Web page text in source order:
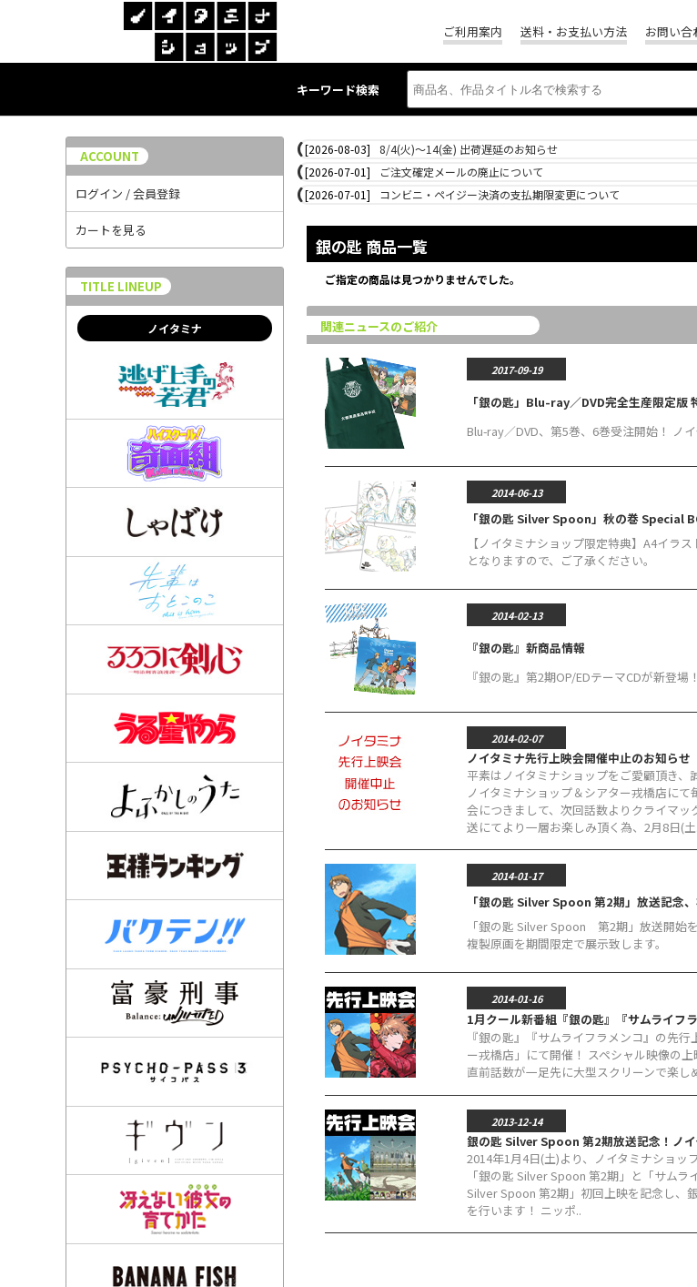
ご利用案内 送料・お支払い方法 お問い合
キーワード検索
ACCOUNT
ログイン / 会員登録
カートを見る
TITLE LINEUP
ノイタミナ
[2026-08-03]
8/4(火)～14(金) 出荷遅延のお知らせ
[2026-07-01]
ご注文確定メールの廃止について
[2026-07-01]
コンビニ・ペイジー決済の支払期限変更について
銀の匙 商品一覧
ご指定の商品は見つかりませんでした。
関連ニュースのご紹介
2017-09-19
「銀の匙」Blu-ray／DVD完全生産限定版
Blu-ray／DVD、第5巻、6巻受注開始！ ノ
2014-06-13
「銀の匙 Silver Spoon」秋の巻 Special
【ノイタミナショップ限定特典】A4イラ
となりますので、ご了承ください。
2014-02-13
『銀の匙』新商品情報
『銀の匙』第2期OP/EDテーマCDが新登
2014-02-07
ノイタミナ先行上映会開催中止のお知らせ
平素はノイタミナショップをご愛顧頂き、
ノイタミナショップ＆シアター戎橋店に
会につきまして、次回話数よりクライマ
送にてより一層お楽しみ頂く為、2月8日(土
2014-01-17
「銀の匙 Silver Spoon 第2期」放送記念
「銀の匙 Silver Spoon 第2期」放送開始
複製原画を期間限定で展示致します。
2014-01-16
1月クール新番組『銀の匙』『サムライフ
『銀の匙』『サムライフラメンコ』の先
ー戎橋店」にて開催！ スペシャル映像の
直前話数が一足先に大型スクリーンで楽し
2013-12-14
銀の匙 Silver Spoon 第2期放送記念！ノ
2014年1月4日(土)より、ノイタミナショ
「銀の匙 Silver Spoon 第2期」と「サム
Silver Spoon 第2期」初回上映を記念し、
を行います！ ニッポ..